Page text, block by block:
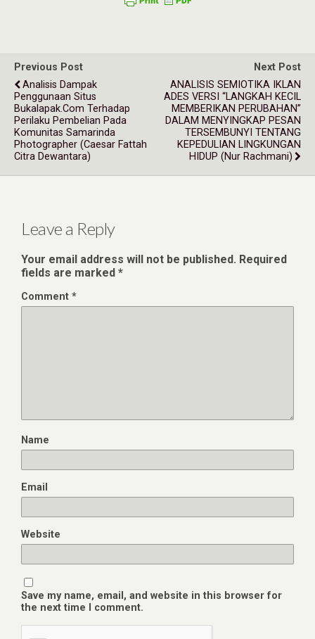
Previous Post
Analisis Dampak
Penggunaan Situs
Bukalapak.com Terhadap
Perilaku Pembelian Pada
Komunitas Samarinda
Photographer (Caesar Fattah
Citra Dewantara)
Next Post
ANALISIS SEMIOTIKA IKLAN
ADES VERSI “LANGKAH KECIL
MEMBERIKAN PERUBAHAN”
DALAM MENYINGKAP PESAN
TERSEMBUNYI TENTANG
KEPEDULIAN LINGKUNGAN
HIDUP (Nur Rachmani)
Leave a Reply
Your email address will not be published. Required
fields are marked *
Comment *
Name
Email
Website
Save my name, email, and website in this browser for
the next time I comment.